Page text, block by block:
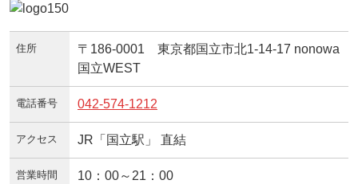
住所
〒186-0001 東京都国立市北1-14-17 nonowa
国立WEST
電話番号 042-574-1212
アクセス JR「国立駅」 直結
営業時間 10：00～21：00